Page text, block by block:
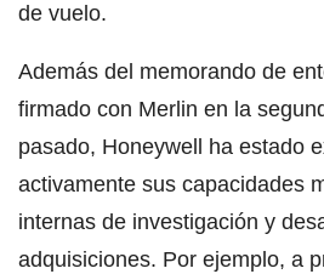
de vuelo.
Además del memorando de
firmado con Merlin en la
pasado, Honeywell ha estado
activamente sus capacidades
internas de investigación y
adquisiciones. Por ejemplo, a